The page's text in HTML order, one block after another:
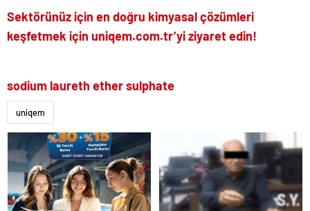
Sektörünüz için en doğru kimyasal çözümleri
keşfetmek için uniqem.com.tr’yi ziyaret edin!
sodium laureth ether sulphate
uniqem